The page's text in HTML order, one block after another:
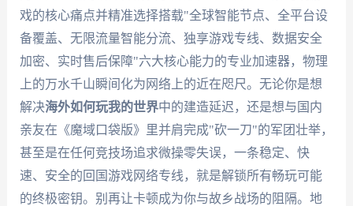
戏的核心痛点并精准选择搭载"全球智能节点、全平台设
备覆盖、无限流量智能分流、独享游戏专线、数据安全
加密、实时售后保障"六大核心能力的专业加速器，物理
上的万水千山瞬间化为网络上的近在咫尺。无论你是想
解决海外如何玩我的世界中的建造延迟，还是想与国内
亲友在《魔域口袋版》里并肩完成"砍一刀"的军团壮举，
甚至是在任何竞技场追求微操零失误，一条稳定、快
速、安全的回国游戏网络专线，就是解锁所有畅玩可能
的终极密钥。别再让卡顿成为你与故乡战场的阻隔。地